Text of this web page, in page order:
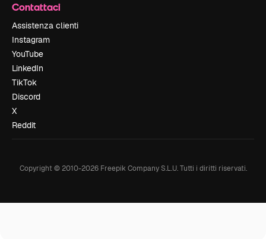
Contattaci
Assistenza clienti
Instagram
YouTube
LinkedIn
TikTok
Discord
X
Reddit
Copyright © 2010-2026Freepik Company S.L.U. Tutti i diritti riservati.